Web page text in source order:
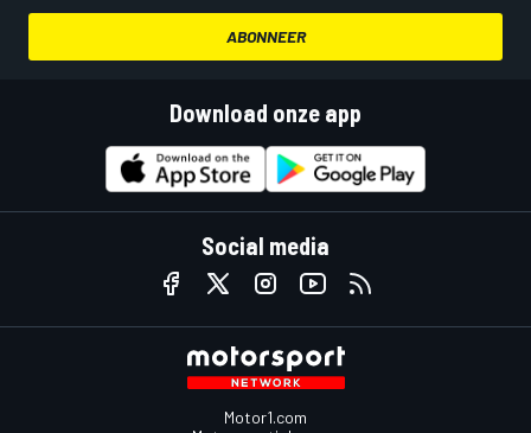
ABONNEER
Download onze app
Social media
Motor1.com